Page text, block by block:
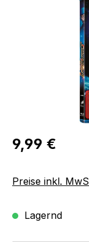
Regulärer Preis:
9,99 €
Preise inkl.
Lagernd